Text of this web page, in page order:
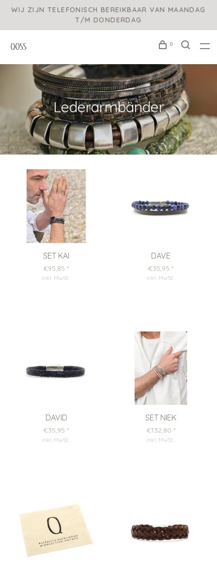
WIJ ZIJN TELEFONISCH BEREIKBAAR VAN MAANDAG
T/M DONDERDAG
0
Lederarmbänder
SET KAI
€95,85 *
inkl. MwSt
DAVE
€35,95 *
inkl. MwSt
DAVID
€35,95 *
inkl. MwSt
SET NIEK
€132,80 *
inkl. MwSt